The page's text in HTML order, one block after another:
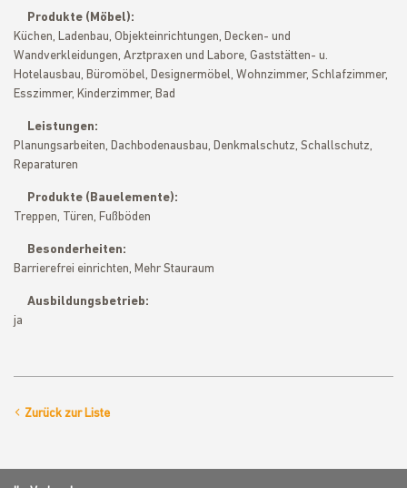
Produkte (Möbel):
Küchen, Ladenbau, Objekteinrichtungen, Decken- und
Wandverkleidungen, Arztpraxen und Labore, Gaststätten- u.
Hotelausbau, Büromöbel, Designermöbel, Wohnzimmer, Schlafzimmer,
Esszimmer, Kinderzimmer, Bad
Leistungen:
Planungsarbeiten, Dachbodenausbau, Denkmalschutz, Schallschutz,
Reparaturen
Produkte (Bauelemente):
Treppen, Türen, Fußböden
Besonderheiten:
Barrierefrei einrichten, Mehr Stauraum
Ausbildungsbetrieb:
ja
Zurück zur Liste